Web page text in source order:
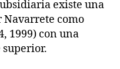
existe una
como
1999) con una